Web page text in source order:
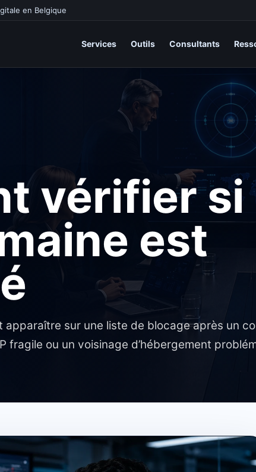
en Belgique
Services Outils Consultants
vérifier si
est
apparaître sur une liste de blocage après un
fragile ou un voisinage d’hébergement